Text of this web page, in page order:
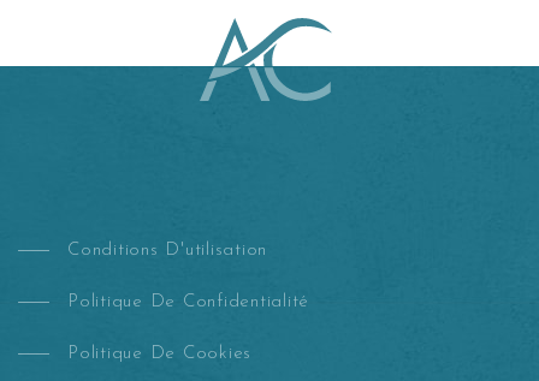
Conditions D'utilisation
Politique De Confidentialité
Politique De Cookies